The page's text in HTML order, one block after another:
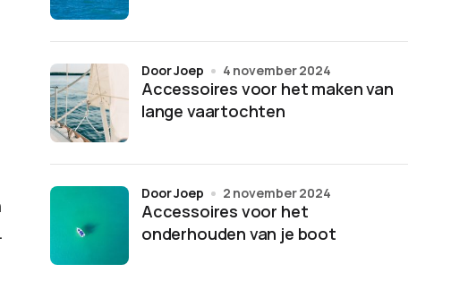
Accessoires voor het maken van
lange vaartochten
door Joep 4 november 2024
Accessoires voor het
onderhouden van je boot
door Joep 2 november 2024